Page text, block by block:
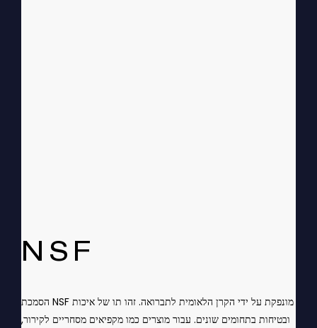
NSF
הסמכת NSF מונפקת על ידי הקרן הלאומית לתברואה. זהו תו של איכות
ובטיחות בתחומים שונים. עבור מוצרים כמו מקפיאים מסחריים לקירור,